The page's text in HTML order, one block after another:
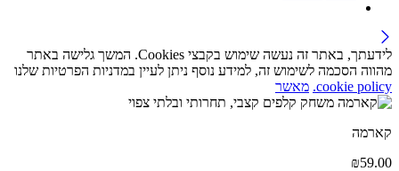
לידעתך, באתר זה נעשה שימוש בקבצי Cookies. המשך גלישה באתר
מהווה הסכמה לשימוש זה, למידע נוסף ניתן לעיין במדניות הפרטיות שלנו
cookie policy. מאשר
קארמה
₪59.00